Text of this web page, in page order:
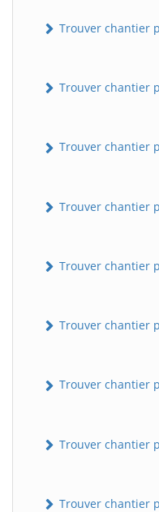
Trouver chantier
Trouver chantier
Trouver chantier
Trouver chantier
Trouver chantier
Trouver chantier
Trouver chantier
Trouver chantier
Trouver chantier